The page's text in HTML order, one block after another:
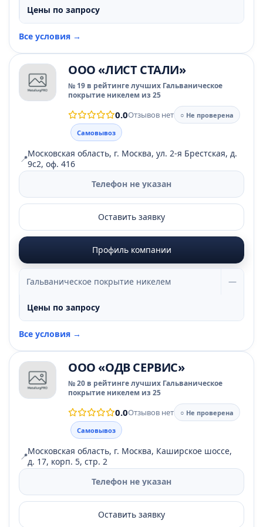
Цены по запросу
Все условия →
ООО «ЛИСТ СТАЛИ»
№ 19 в рейтинге лучших Гальваническое
покрытие никелем из 25
0.0Отзывов нет
○ Не проверена
Самовывоз
📍Московская область, г. Москва, ул. 2-я Брестская, д.
9с2, оф. 416
Телефон не указан
Оставить заявку
Профиль компании
Гальваническое покрытие никелем —
Цены по запросу
Все условия →
ООО «ОДВ СЕРВИС»
№ 20 в рейтинге лучших Гальваническое
покрытие никелем из 25
0.0Отзывов нет
○ Не проверена
Самовывоз
📍Московская область, г. Москва, Каширское шоссе,
д. 17, корп. 5, стр. 2
Телефон не указан
Оставить заявку